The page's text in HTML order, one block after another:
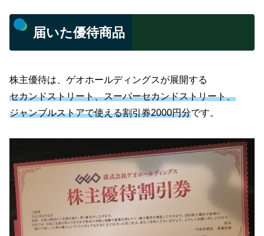
届いた優待商品
株主優待は、ゲオホールディングスが展開する
セカンドストリート、スーパーセカンドストリート、
ジャンブルストアで使える割引券2000円分です。